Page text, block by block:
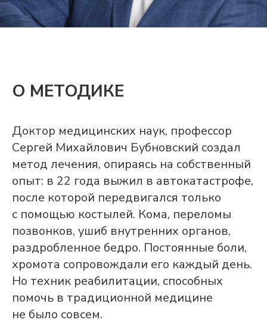
О МЕТОДИКЕ
Доктор медицинских наук, профессор
Сергей Михайлович Бубновский создал
метод лечения, опираясь на собственный
опыт: в 22 года выжил в автокатастрофе,
после которой передвигался только
с помощью костылей. Кома, переломы
позвонков, ушиб внутренних органов,
раздробленное бедро. Постоянные боли,
хромота сопровождали его каждый день.
Но техник реабилитации, способных
помочь в традиционной медицине
не было совсем.